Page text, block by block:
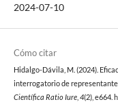
2024-07-10
Cómo citar
Hidalgo-Dávila, M. (2024).
interrogatorio de
Científica Ratio Iure, 4(2), e664.